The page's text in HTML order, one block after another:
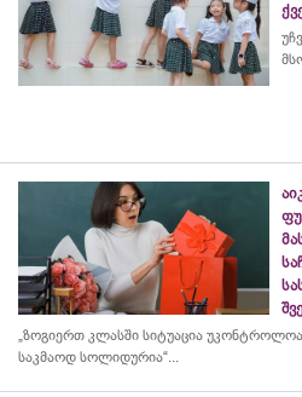
„ზოგიერთ კლასში სიტუაცია
საკმაოდ სოლიდურია“...